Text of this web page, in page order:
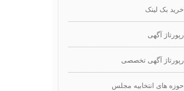
خرید بک لینک
رپورتاژ آگهی
رپورتاژ آگهی تخصصی
حوزه های انتخابیه مجلس